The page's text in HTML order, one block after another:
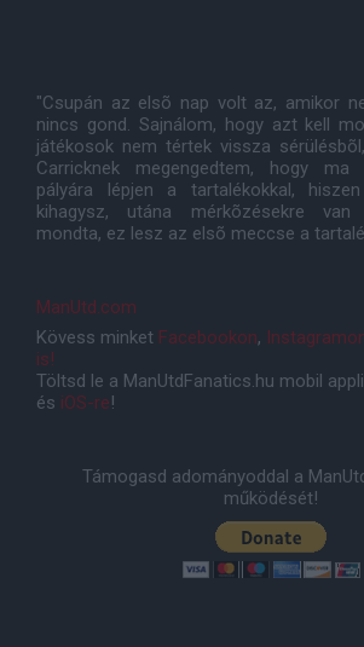
"Csupán az elsõ nap volt az, amikor
nincs gond. Sajnálom, hogy azt kell
játékosok nem tértek vissza
Carricknek megengedtem, hogy ma
pályára lépjen a tartalékokkal,
kihagysz, utána mérkõzésekre
mondta, ez lesz az elsõ meccse a
ManUtd.com
Kövess minket Facebookon,
is!
Töltsd le a ManUtdFanatics.hu mobil
és iOS-re!
Támogasd adományoddal a
működését!